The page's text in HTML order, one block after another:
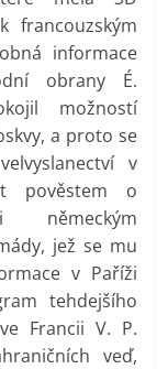
francouzským
informace
obrany É.
možností
a proto se
v
pověstem o
německým
jež se mu
v Paříži
tehdejšího
Francii V. P.
veď,